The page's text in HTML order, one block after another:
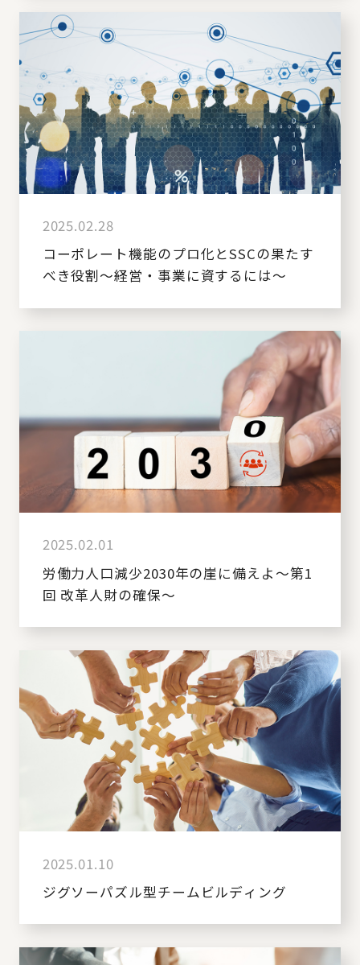
2025.02.28
コーポレート機能のプロ化とSSCの果たす
べき役割～経営・事業に資するには～
2025.02.01
労働力人口減少2030年の崖に備えよ～第1
回 改革人財の確保～
2025.01.10
ジグソーパズル型チームビルディング